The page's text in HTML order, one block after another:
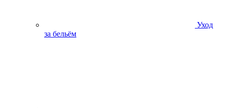
Уход
за бельём